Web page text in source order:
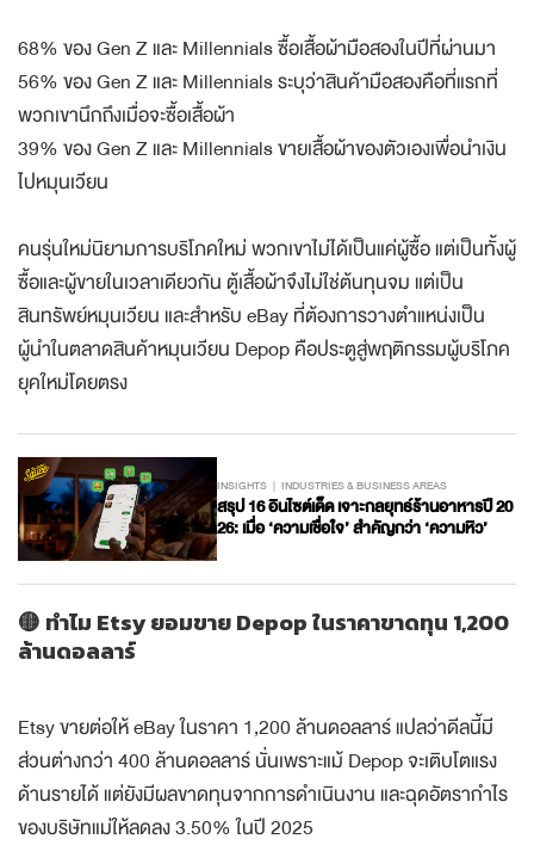
68% ของ Gen Z และ Millennials ซื้อเสื้อผ้ามือสองในปีที่ผ่านมา
56% ของ Gen Z และ Millennials ระบุว่าสินค้ามือสองคือที่แรกที่
พวกเขานึกถึงเมื่อจะซื้อเสื้อผ้า
39% ของ Gen Z และ Millennials ขายเสื้อผ้าของตัวเองเพื่อนำเงิน
ไปหมุนเวียน
คนรุ่นใหม่นิยามการบริโภคใหม่ พวกเขาไม่ได้เป็นแค่ผู้ซื้อ แต่เป็นทั้งผู้
ซื้อและผู้ขายในเวลาเดียวกัน ตู้เสื้อผ้าจึงไม่ใช่ต้นทุนจม แต่เป็น
สินทรัพย์หมุนเวียน และสำหรับ eBay ที่ต้องการวางตำแหน่งเป็น
ผู้นำในตลาดสินค้าหมุนเวียน Depop คือประตูสู่พฤติกรรมผู้บริโภค
ยุคใหม่โดยตรง
INSIGHTS INDUSTRIES & BUSINESS AREAS
สรุป 16 อินไซต์เด็ด เจาะกลยุทธ์ร้านอาหารปี 20
26: เมื่อ ‘ความเชื่อใจ’ สำคัญกว่า ‘ความหิว’
🟡 ทำไม Etsy ยอมขาย Depop ในราคาขาดทุน 1,200
ล้านดอลลาร์
Etsy ขายต่อให้ eBay ในราคา 1,200 ล้านดอลลาร์ แปลว่าดีลนี้มี
ส่วนต่างกว่า 400 ล้านดอลลาร์ นั่นเพราะแม้ Depop จะเติบโตแรง
ด้านรายได้ แต่ยังมีผลขาดทุนจากการดำเนินงาน และฉุดอัตรากำไร
ของบริษัทแม่ให้ลดลง 3.50% ในปี 2025